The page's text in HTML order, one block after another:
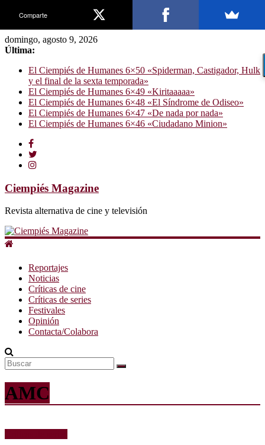
domingo, agosto 9, 2026
Última:
El Ciempiés de Humanes 6×50 «Spiderman, Castigador, Hulk
y el final de la sexta temporada»
El Ciempiés de Humanes 6×49 «Kiritaaaaa»
El Ciempiés de Humanes 6×48 «El Síndrome de Odiseo»
El Ciempiés de Humanes 6×47 «De nada por nada»
El Ciempiés de Humanes 6×46 «Ciudadano Minion»
Ciempiés Magazine
Revista alternativa de cine y televisión
Reportajes
Noticias
Críticas de cine
Críticas de series
Festivales
Opinión
Contacta/Colabora
AMC
Comparte